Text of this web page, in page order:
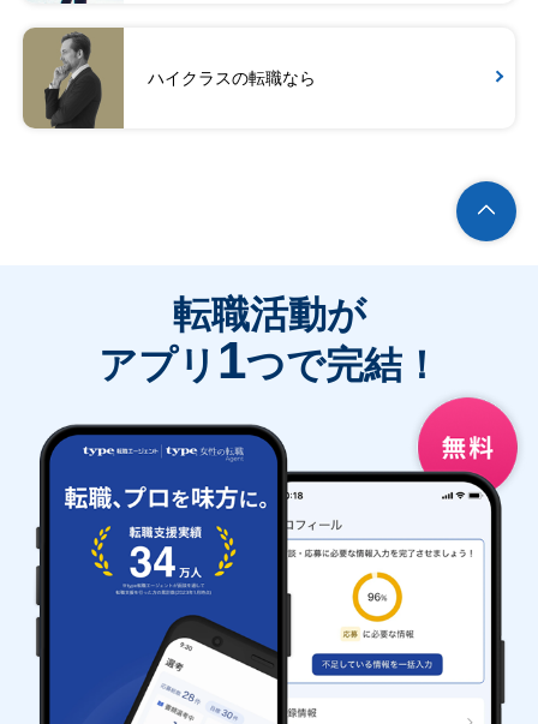
ハイクラスの転職なら
転職活動が
アプリ 1つで完結！